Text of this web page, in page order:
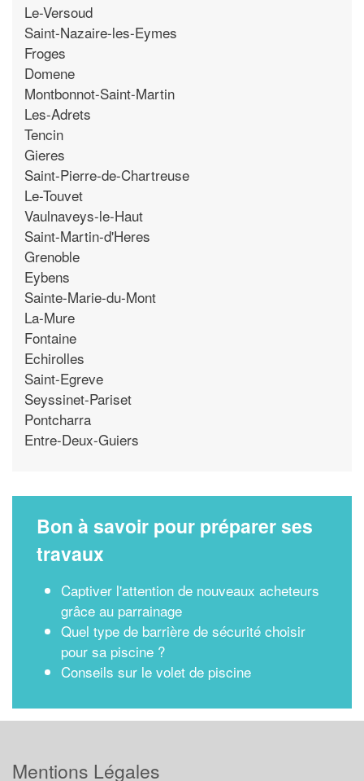
Le-Versoud
Saint-Nazaire-les-Eymes
Froges
Domene
Montbonnot-Saint-Martin
Les-Adrets
Tencin
Gieres
Saint-Pierre-de-Chartreuse
Le-Touvet
Vaulnaveys-le-Haut
Saint-Martin-d'Heres
Grenoble
Eybens
Sainte-Marie-du-Mont
La-Mure
Fontaine
Echirolles
Saint-Egreve
Seyssinet-Pariset
Pontcharra
Entre-Deux-Guiers
Bon à savoir pour préparer ses
travaux
Captiver l'attention de nouveaux acheteurs
grâce au parrainage
Quel type de barrière de sécurité choisir
pour sa piscine ?
Conseils sur le volet de piscine
Mentions Légales